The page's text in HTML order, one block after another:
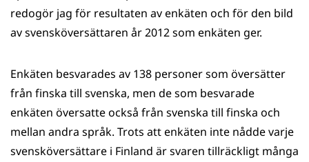
redogör jag för resultaten av enkäten och för den bild
av svensköversättaren år 2012 som enkäten ger.
Enkäten besvarades av 138 personer som översätter
från finska till svenska, men de som besvarade
enkäten översatte också från svenska till finska och
mellan andra språk. Trots att enkäten inte nådde varje
svensköversättare i Finland är svaren tillräckligt många